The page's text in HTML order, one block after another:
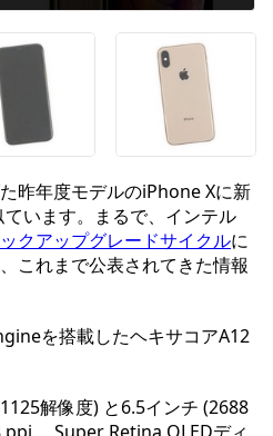
昨年度モデルのiPhone Xに新
います。まるで、インテル
クアップグレードサイクルに
これまで公表されてきた情報
を搭載したヘキサコアA12
解像度) と6.5インチ (2688
、 Super Retina OLEDディ